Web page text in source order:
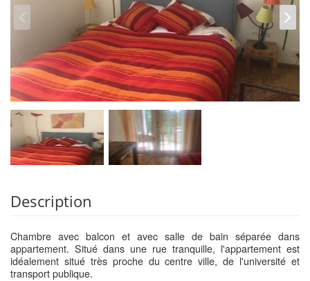
Description
Chambre avec balcon et avec salle de bain séparée dans
appartement. Situé dans une rue tranquille, l'appartement est
idéalement situé très proche du centre ville, de l'université et
transport publique.